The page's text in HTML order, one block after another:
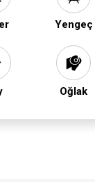
Yengeç
Oğlak